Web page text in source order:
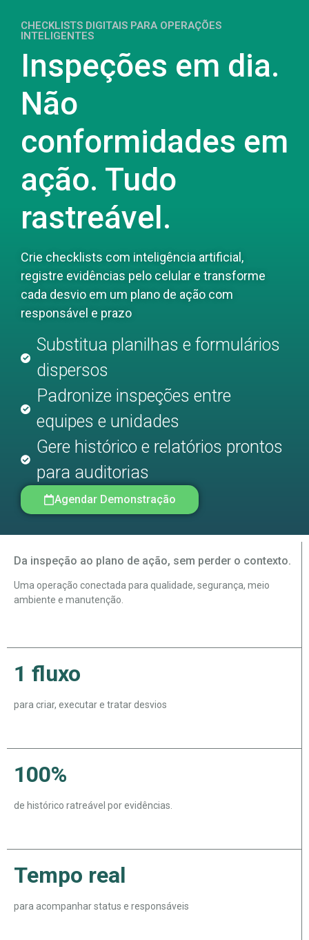
CHECKLISTS DIGITAIS PARA OPERAÇÕES
INTELIGENTES
Inspeções em dia.
Não
conformidades em
ação. Tudo
rastreável.
Crie checklists com inteligência artificial,
registre evidências pelo celular e transforme
cada desvio em um plano de ação com
responsável e prazo
Substitua planilhas e formulários
dispersos
Padronize inspeções entre
equipes e unidades
Gere histórico e relatórios prontos
para auditorias
Agendar Demonstração
Da inspeção ao plano de ação, sem perder o contexto.
Uma operação conectada para qualidade, segurança, meio
ambiente e manutenção.
1 fluxo
para criar, executar e tratar desvios
100%
de histórico ratreável por evidências.
Tempo real
para acompanhar status e responsáveis